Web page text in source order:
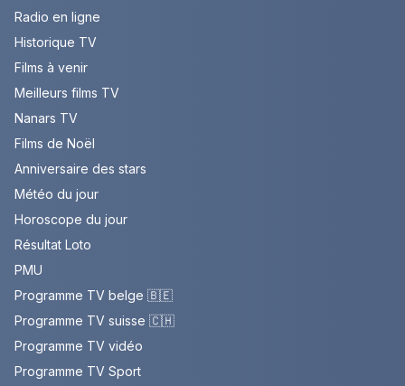
Radio en ligne
Historique TV
Films à venir
Meilleurs films TV
Nanars TV
Films de Noël
Anniversaire des stars
Météo du jour
Horoscope du jour
Résultat Loto
PMU
Programme TV belge 🇧🇪
Programme TV suisse 🇨🇭
Programme TV vidéo
Programme TV Sport